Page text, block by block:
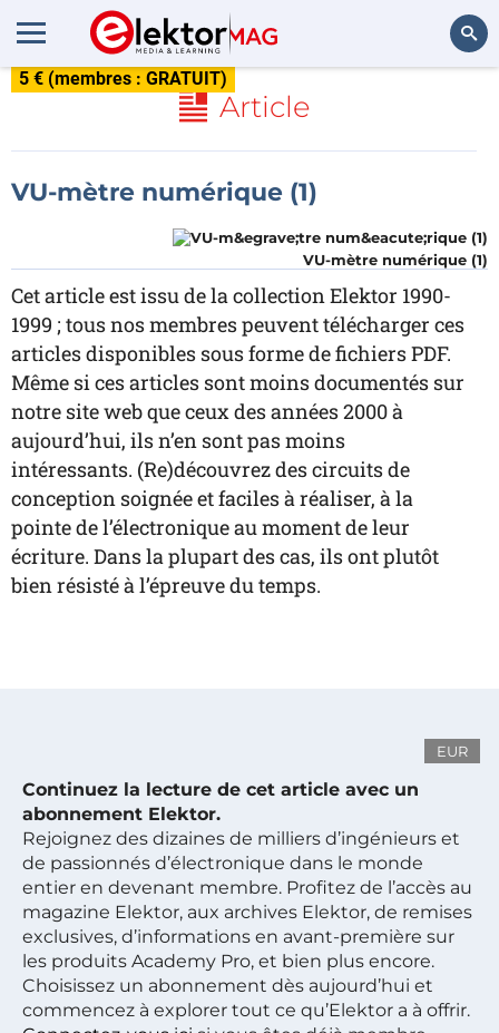
5 € (membres : GRATUIT)
Article
VU-mètre numérique (1)
VU-mètre numérique (1)
Cet article est issu de la collection Elektor 1990-
1999 ; tous nos membres peuvent télécharger ces
articles disponibles sous forme de fichiers PDF.
Même si ces articles sont moins documentés sur
notre site web que ceux des années 2000 à
aujourd’hui, ils n’en sont pas moins
intéressants. (Re)découvrez des circuits de
conception soignée et faciles à réaliser, à la
pointe de l’électronique au moment de leur
écriture. Dans la plupart des cas, ils ont plutôt
bien résisté à l’épreuve du temps.
EUR
Continuez la lecture de cet article avec un
abonnement Elektor.
Rejoignez des dizaines de milliers d’ingénieurs et
de passionnés d’électronique dans le monde
entier en devenant membre. Profitez de l’accès au
magazine Elektor, aux archives Elektor, de remises
exclusives, d’informations en avant-première sur
les produits Academy Pro, et bien plus encore.
Choisissez un abonnement dès aujourd’hui et
commencez à explorer tout ce qu’Elektor a à offrir.